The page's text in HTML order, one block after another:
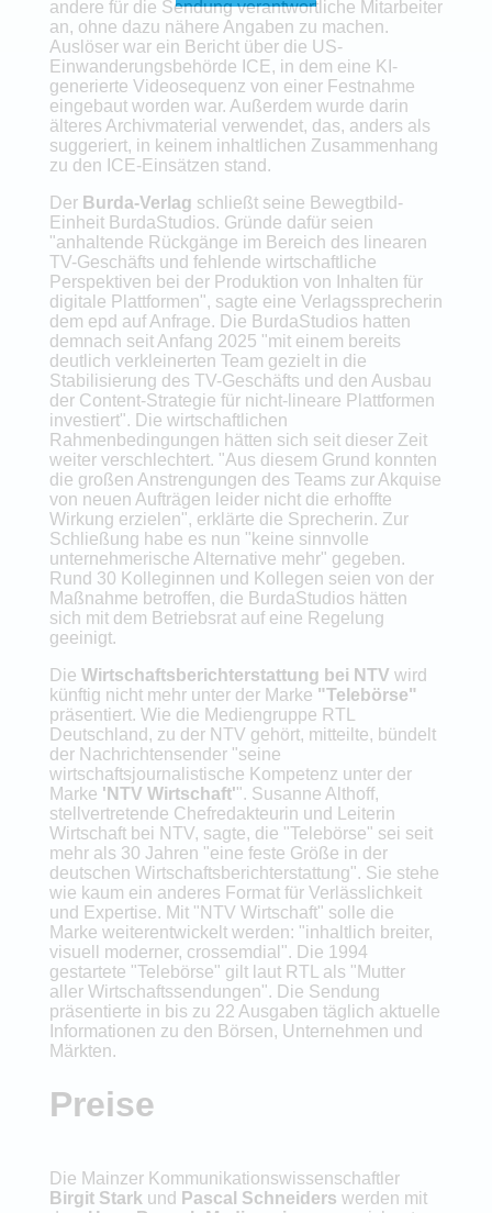
andere für die Sendung verantwortliche Mitarbeiter
an, ohne dazu nähere Angaben zu machen.
Auslöser war ein Bericht über die US-
Einwanderungsbehörde ICE, in dem eine KI-
generierte Videosequenz von einer Festnahme
eingebaut worden war. Außerdem wurde darin
älteres Archivmaterial verwendet, das, anders als
suggeriert, in keinem inhaltlichen Zusammenhang
zu den ICE-Einsätzen stand.
Der Burda-Verlag schließt seine Bewegtbild-
Einheit BurdaStudios. Gründe dafür seien
"anhaltende Rückgänge im Bereich des linearen
TV-Geschäfts und fehlende wirtschaftliche
Perspektiven bei der Produktion von Inhalten für
digitale Plattformen", sagte eine Verlagssprecherin
dem epd auf Anfrage. Die BurdaStudios hatten
demnach seit Anfang 2025 "mit einem bereits
deutlich verkleinerten Team gezielt in die
Stabilisierung des TV-Geschäfts und den Ausbau
der Content-Strategie für nicht-lineare Plattformen
investiert". Die wirtschaftlichen
Rahmenbedingungen hätten sich seit dieser Zeit
weiter verschlechtert. "Aus diesem Grund konnten
die großen Anstrengungen des Teams zur Akquise
von neuen Aufträgen leider nicht die erhoffte
Wirkung erzielen", erklärte die Sprecherin. Zur
Schließung habe es nun "keine sinnvolle
unternehmerische Alternative mehr" gegeben.
Rund 30 Kolleginnen und Kollegen seien von der
Maßnahme betroffen, die BurdaStudios hätten
sich mit dem Betriebsrat auf eine Regelung
geeinigt.
Die Wirtschaftsberichterstattung bei NTV wird
künftig nicht mehr unter der Marke "Telebörse"
präsentiert. Wie die Mediengruppe RTL
Deutschland, zu der NTV gehört, mitteilte, bündelt
der Nachrichtensender "seine
wirtschaftsjournalistische Kompetenz unter der
Marke 'NTV Wirtschaft'". Susanne Althoff,
stellvertretende Chefredakteurin und Leiterin
Wirtschaft bei NTV, sagte, die "Telebörse" sei seit
mehr als 30 Jahren "eine feste Größe in der
deutschen Wirtschaftsberichterstattung". Sie stehe
wie kaum ein anderes Format für Verlässlichkeit
und Expertise. Mit "NTV Wirtschaft" solle die
Marke weiterentwickelt werden: "inhaltlich breiter,
visuell moderner, crossemdial". Die 1994
gestartete "Telebörse" gilt laut RTL als "Mutter
aller Wirtschaftssendungen". Die Sendung
präsentierte in bis zu 22 Ausgaben täglich aktuelle
Informationen zu den Börsen, Unternehmen und
Märkten.
Preise
Die Mainzer Kommunikationswissenschaftler
Birgit Stark und Pascal Schneiders werden mit